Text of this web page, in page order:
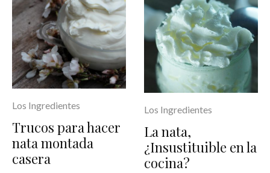
Los Ingredientes
Trucos para hacer
nata montada
casera
Los Ingredientes
La nata,
¿Insustituible en la
cocina?